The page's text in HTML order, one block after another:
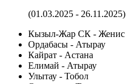
(01.03.2025 - 26.11.2025)
Кызыл-Жар СК - Женис
Ордабасы - Атырау
Кайрат - Астана
Елимай - Атырау
Улытау - Тобол